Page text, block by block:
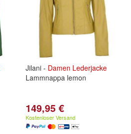
Jilani - Damen Lederjacke
Lammnappa lemon
149,95 €
Kostenloser Versand